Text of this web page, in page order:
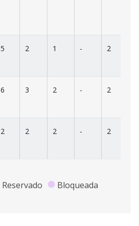
5 2 1 - 2
6 3 2 - 2
2 2 2 - 2
Reservado Bloqueada